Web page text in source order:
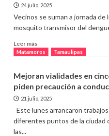
desarrollo
inversión
estatal
histórica
24 julio, 2025
Vecinos se suman a jornada de
mosquito transmisor del
Leer másLeer
más
descacharrización
en
tres
Matamoros
Matamoros Tamaulipas
Mejoran vialidades en
piden precaución a
21 julio, 2025
Este lunes arrancaron
diferentes puntos de la ciudad
las...